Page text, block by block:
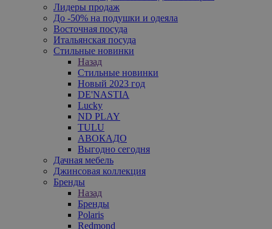
Лидеры продаж
До -50% на подушки и одеяла
Восточная посуда
Итальянская посуда
Стильные новинки
Назад
Стильные новинки
Новый 2023 год
DE'NASTIA
Lucky
ND PLAY
TULU
АВОКАДО
Выгодно сегодня
Дачная мебель
Джинсовая коллекция
Бренды
Назад
Бренды
Polaris
Redmond